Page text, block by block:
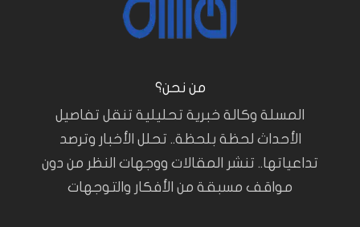
من نحن؟
المسلة وكالة خبرية تحليلية تنقل تفاصيل
الأحداث لحظة بلحظة.. تحلل الأخبار وترصد
تداعياتها.. تنشر المقالات ووجهات النظر من دون
مواقف مسبقة من الأفكار والتوجهات